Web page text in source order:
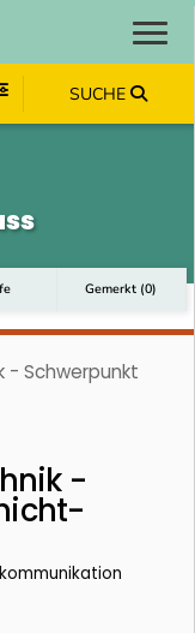
SUCHE
Gemerkt (0)
- Schwerpunkt
-